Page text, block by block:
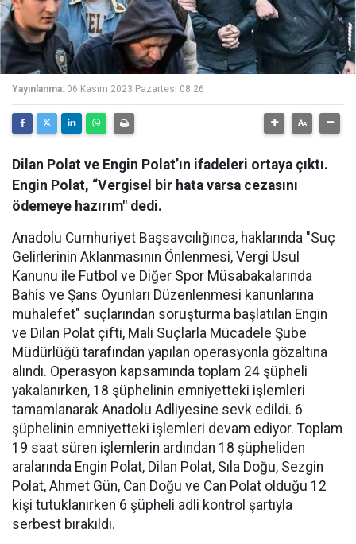
Yayınlanma: 06 Kasım 2023 Pazartesi 08:26
Dilan Polat ve Engin Polat’ın ifadeleri ortaya çıktı.
Engin Polat, “Vergisel bir hata varsa cezasını
ödemeye hazırım" dedi.
Anadolu Cumhuriyet Başsavcılığınca, haklarında "Suç
Gelirlerinin Aklanmasının Önlenmesi, Vergi Usul
Kanunu ile Futbol ve Diğer Spor Müsabakalarında
Bahis ve Şans Oyunları Düzenlenmesi kanunlarına
muhalefet" suçlarından soruşturma başlatılan Engin
ve Dilan Polat çifti, Mali Suçlarla Mücadele Şube
Müdürlüğü tarafından yapılan operasyonla gözaltına
alındı. Operasyon kapsamında toplam 24 şüpheli
yakalanırken, 18 şüphelinin emniyetteki işlemleri
tamamlanarak Anadolu Adliyesine sevk edildi. 6
şüphelinin emniyetteki işlemleri devam ediyor. Toplam
19 saat süren işlemlerin ardından 18 şüpheliden
aralarında Engin Polat, Dilan Polat, Sıla Doğu, Sezgin
Polat, Ahmet Gün, Can Doğu ve Can Polat olduğu 12
kişi tutuklanırken 6 şüpheli adli kontrol şartıyla
serbest bırakıldı.